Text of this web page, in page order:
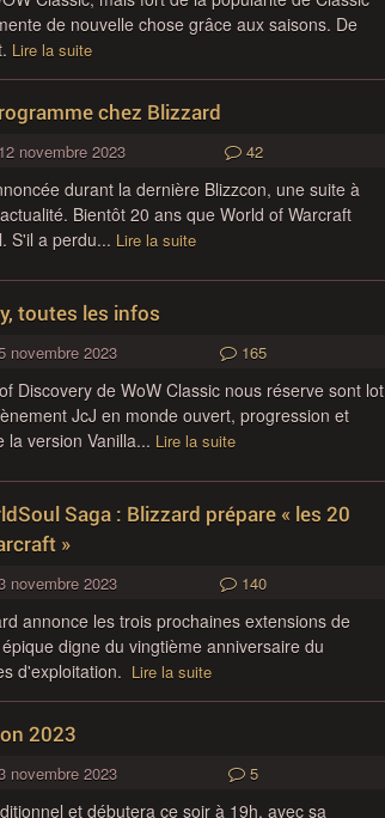
de nouvelle chose grâce aux saisons. De
Lire la suite
chez Blizzard
12 novembre 2023 42
durant la dernière Blizzcon, une suite à
Bientôt 20 ans que World of Warcraft
S'il a perdu... Lire la suite
toutes les infos
novembre 2023 165
Discovery de WoW Classic nous réserve sont lot
JcJ en monde ouvert, progression et
version Vanilla... Lire la suite
Saga : Blizzard prépare « les 20
»
novembre 2023 140
annonce les trois prochaines extensions de
digne du vingtième anniversaire du
d'exploitation. Lire la suite
2023
novembre 2023 5
et débutera ce soir à 19h, avec sa